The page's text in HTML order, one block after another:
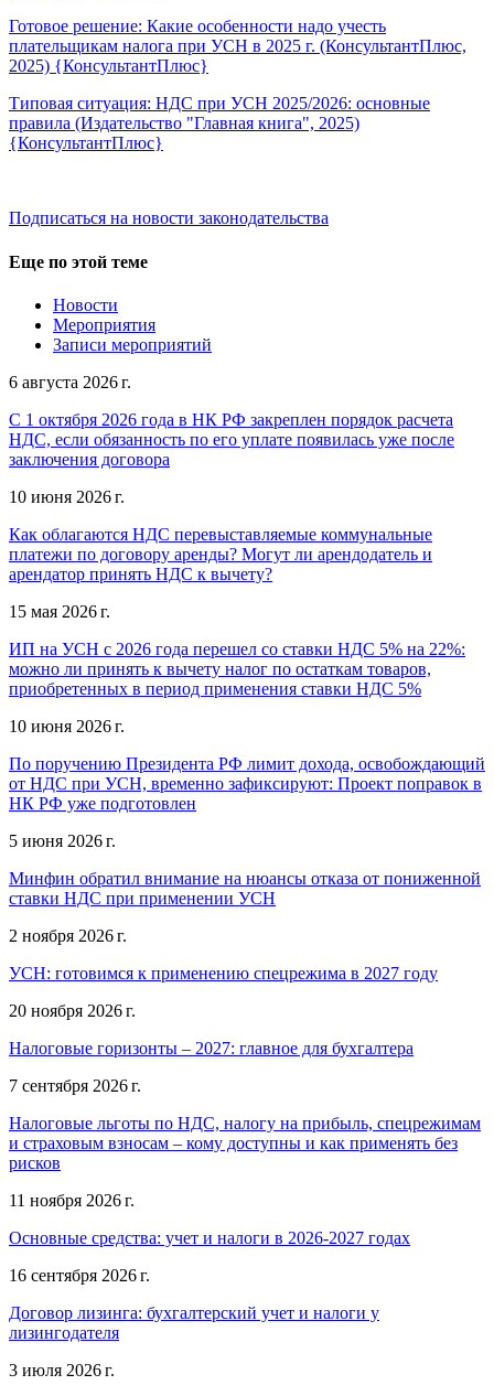
Готовое решение: Какие особенности надо учесть
плательщикам налога при УСН в 2025 г. (КонсультантПлюс,
2025) {КонсультантПлюс}
Типовая ситуация: НДС при УСН 2025/2026: основные
правила (Издательство "Главная книга", 2025)
{КонсультантПлюс}
Подписаться на новости законодательства
Еще по этой теме
Новости
Мероприятия
Записи мероприятий
6 августа 2026 г.
С 1 октября 2026 года в НК РФ закреплен порядок расчета
НДС, если обязанность по его уплате появилась уже после
заключения договора
10 июня 2026 г.
Как облагаются НДС перевыставляемые коммунальные
платежи по договору аренды? Могут ли арендодатель и
арендатор принять НДС к вычету?
15 мая 2026 г.
ИП на УСН с 2026 года перешел со ставки НДС 5% на 22%:
можно ли принять к вычету налог по остаткам товаров,
приобретенных в период применения ставки НДС 5%
10 июня 2026 г.
По поручению Президента РФ лимит дохода, освобождающий
от НДС при УСН, временно зафиксируют: Проект поправок в
НК РФ уже подготовлен
5 июня 2026 г.
Минфин обратил внимание на нюансы отказа от пониженной
ставки НДС при применении УСН
2 ноября 2026 г.
УСН: готовимся к применению спецрежима в 2027 году
20 ноября 2026 г.
Налоговые горизонты – 2027: главное для бухгалтера
7 сентября 2026 г.
Налоговые льготы по НДС, налогу на прибыль, спецрежимам
и страховым взносам – кому доступны и как применять без
рисков
11 ноября 2026 г.
Основные средства: учет и налоги в 2026-2027 годах
16 сентября 2026 г.
Договор лизинга: бухгалтерский учет и налоги у
лизингодателя
3 июля 2026 г.